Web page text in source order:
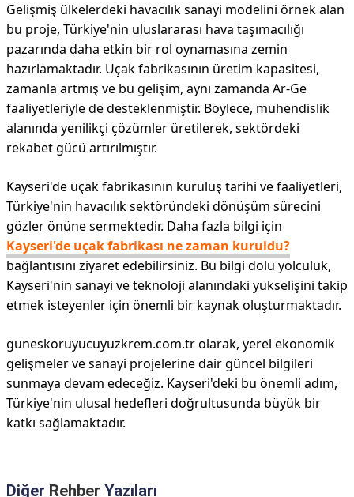
Gelişmiş ülkelerdeki havacılık sanayi modelini örnek alan
bu proje, Türkiye'nin uluslararası hava taşımacılığı
pazarında daha etkin bir rol oynamasına zemin
hazırlamaktadır. Uçak fabrikasının üretim kapasitesi,
zamanla artmış ve bu gelişim, aynı zamanda Ar-Ge
faaliyetleriyle de desteklenmiştir. Böylece, mühendislik
alanında yenilikçi çözümler üretilerek, sektördeki
rekabet gücü artırılmıştır.
Kayseri'de uçak fabrikasının kuruluş tarihi ve faaliyetleri,
Türkiye'nin havacılık sektöründeki dönüşüm sürecini
gözler önüne sermektedir. Daha fazla bilgi için
Kayseri'de uçak fabrikası ne zaman kuruldu?
bağlantısını ziyaret edebilirsiniz. Bu bilgi dolu yolculuk,
Kayseri'nin sanayi ve teknoloji alanındaki yükselişini takip
etmek isteyenler için önemli bir kaynak oluşturmaktadır.
guneskoruyucuyuzkrem.com.tr olarak, yerel ekonomik
gelişmeler ve sanayi projelerine dair güncel bilgileri
sunmaya devam edeceğiz. Kayseri'deki bu önemli adım,
Türkiye'nin ulusal hedefleri doğrultusunda büyük bir
katkı sağlamaktadır.
Diğer Rehber Yazıları